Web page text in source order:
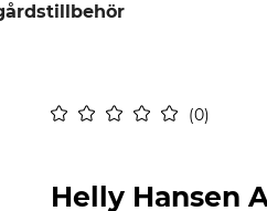
0
Helly Hansen